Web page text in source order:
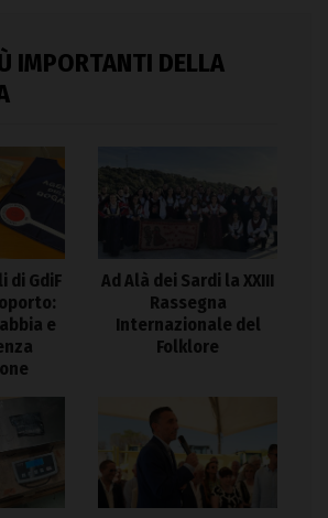
IMPORTANTI DELLA
di GdiF
e
Ad Alà dei Sardi la XXIII
Rassegna
Internazionale del
Folklore